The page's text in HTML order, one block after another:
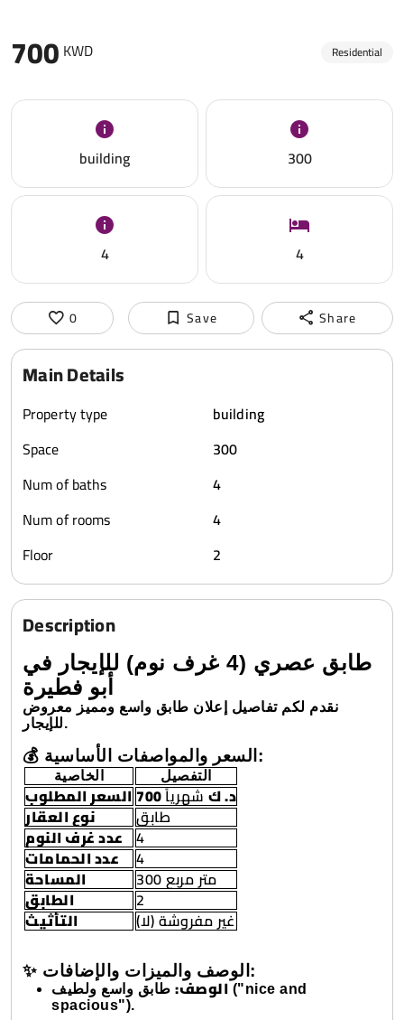
700 KWD Residential
building 300
4 4
0 Save Share
Main Details
Property type
building
Space
300
Num of baths
4
Num of rooms
4
Floor
2
Description
طابق عصري (4 غرف نوم) للإيجار في
أبو فطيرة
نقدم لكم تفاصيل إعلان طابق واسع ومميز معروض
للإيجار.
💰 السعر والمواصفات الأساسية:
الخاصية التفصيل
السعر المطلوب 700 د. كشهرياً
نوع العقار طابق
عدد غرف النوم 4
عدد الحمامات 4
المساحة 300 متر مربع
الطابق 2
التأثيث غير مفروشة (لا)
✨ الوصف والميزات والإضافات:
الوصف: طابق واسع ولطيف ("nice and
spacious").